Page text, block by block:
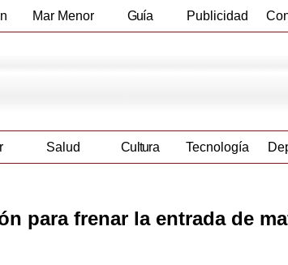
Mar Menor Guía Publicidad
Salud Cultura Tecnología
para frenar la entrada de